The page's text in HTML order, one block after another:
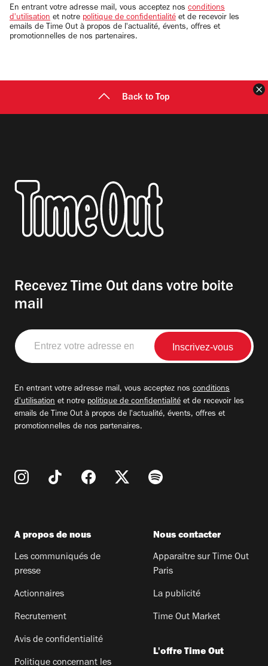
email
En entrant votre adresse mail, vous acceptez nos conditions
d'utilisation et notre politique de confidentialité et de recevoir les
emails de Time Out à propos de l'actualité, évents, offres et
promotionnelles de nos partenaires.
Back to Top
Recevez Time Out dans votre boite
mail
Entrez
votre
adresse
En entrant votre adresse mail, vous acceptez nos conditions
d'utilisation et notre politique de confidentialité et de recevoir les
emails de Time Out à propos de l'actualité, évents, offres et
promotionnelles de nos partenaires.
A propos de nous
Les communiqués de
presse
Actionnaires
Recrutement
Avis de confidentialité
Politique concernant les
Nous contacter
Apparaitre sur Time Out
Paris
La publicité
Time Out Market
L'offre Time Out